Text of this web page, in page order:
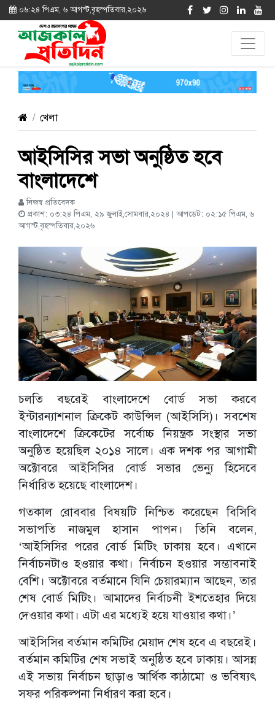
০৬:২৪ পিএম, ৬ আগস্ট,বৃহস্পতিবার,২০২৬
খেলা
আইসিসির সভা অনুষ্ঠিত হবে
বাংলাদেশে
নিজস্ব প্রতিবেদক
প্রকাশ: ০৩:২৪ পিএম, ২৯ জুলাই,সোমবার,২০২৪ | আপডেট: ০২:১৫ পিএম, ৬
আগস্ট,বৃহস্পতিবার,২০২৬
চলতি বছরেই বাংলাদেশে বোর্ড সভা করবে
ইন্টারন্যাশনাল ক্রিকেট কাউন্সিল (আইসিসি)। সবশেষ
বাংলাদেশে ক্রিকেটের সর্বোচ্চ নিয়ন্ত্রক সংস্থার সভা
অনুষ্ঠিত হয়েছিল ২০১৪ সালে। এক দশক পর আগামী
অক্টোবরে আইসিসির বোর্ড সভার ভেন্যু হিসেবে
নির্ধারিত হয়েছে বাংলাদেশ।
গতকাল রোববার বিষয়টি নিশ্চিত করেছেন বিসিবি
সভাপতি নাজমুল হাসান পাপন। তিনি বলেন,
‘আইসিসির পরের বোর্ড মিটিং ঢাকায় হবে। এখানে
নির্বাচনটাও হওয়ার কথা। নির্বাচন হওয়ার সম্ভাবনাই
বেশি। অক্টোবরে বর্তমানে যিনি চেয়ারম্যান আছেন, তার
শেষ বোর্ড মিটিং। আমাদের নির্বাচনী ইশতেহার দিয়ে
দেওয়ার কথা। এটা এর মধ্যেই হয়ে যাওয়ার কথা।’
আইসিসির বর্তমান কমিটির মেয়াদ শেষ হবে এ বছরেই।
বর্তমান কমিটির শেষ সভাই অনুষ্ঠিত হবে ঢাকায়। আসন্ন
এই সভায় নির্বাচন ছাড়াও আর্থিক কাঠামো ও ভবিষ্যৎ
সফর পরিকল্পনা নির্ধারণ করা হবে।